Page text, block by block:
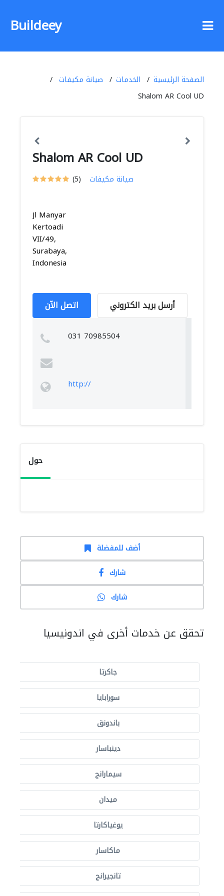
Buildeey
الصفحة الرئيسية الخدمات
صيانة مكيفات
Shalom AR Cool UD
Shalom AR Cool UD
(5) صيانة مكيفات
Jl Manyar
Kertoadi
VII/49,
Surabaya,
Indonesia
اتصل الآن أرسل بريد الكتروني
031 70985504
http://
حول
أضف للمفضلة
شارك
شارك
تحقق عن خدمات أخرى في اندونيسيا
جاكرتا
سورابايا
باندونق
دينباسار
سيمارانج
ميدان
يوغياكارتا
ماكاسار
تانجيرانج